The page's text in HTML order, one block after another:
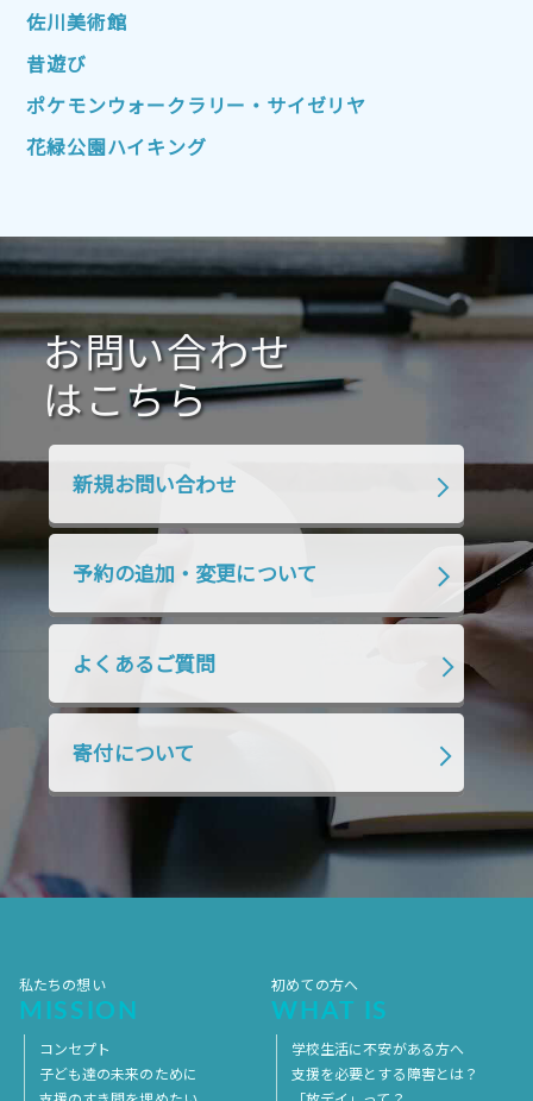
2022年7月
2022年4月
2022年1月 2021年12月 2021年11月
2021年10月 2021年9月
2021年1月 2020年12月 2020年11月
2020年10月 2020年9月 2020年8月
2020年7月 2020年6月 2020年5月
2020年4月 2020年3月 2020年2月
2019年9月
2019年4月
2018年7月 2018年6月
2018年4月 2018年3月 2018年2月
2018年1月 2017年12月
2017年10月 2017年9月 2017年8月
2017年5月
2017年4月
佐川美術館
昔遊び
ポケモンウォークラリー・サイゼリヤ
花緑公園ハイキング
お問い合わせ
はこちら
新規お問い合わせ
予約の追加・変更について
よくあるご質問
寄付について
私たちの想い
MISSION
コンセプト
子ども達の未来のために
初めての方へ
WHAT IS
学校生活に不安がある方へ
支援を必要とする障害とは？